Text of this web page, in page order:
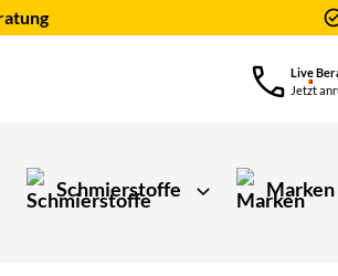
Live
Jetzt
Schmierstoffe Marken